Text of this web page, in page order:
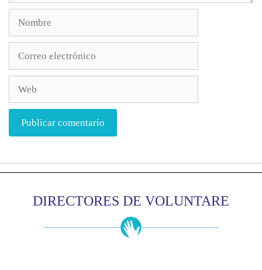
DIRECTORES DE VOLUNTARE